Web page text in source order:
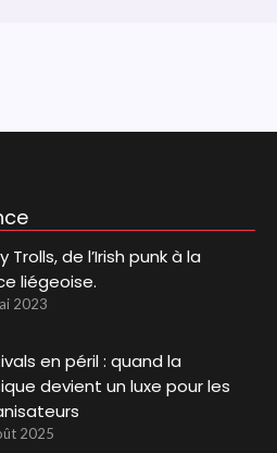
Trolls, de l’Irish punk à la
liégeoise.
2023
en péril : quand la
devient un luxe pour les
2025